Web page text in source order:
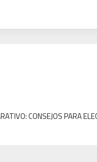
CONSEJOS PARA